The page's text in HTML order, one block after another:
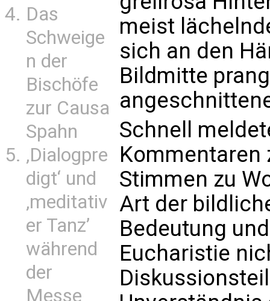
Das
Schweige
n der
Bischöfe
zur Causa
Spahn
‚Dialogpre
digt‘ und
‚meditativ
er Tanz’
während
der
Messe
meist
sich an den
Bildmitte
Schnell
Kommentaren
Stimmen zu
Art der
Bedeutung
Eucharistie